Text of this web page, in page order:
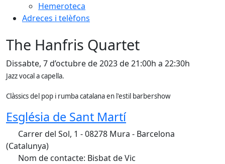
Hemeroteca
Adreces i telèfons
The Hanfris Quartet
Dissabte, 7 d’octubre de 2023 de 21:00h a 22:30h
Jazz vocal a capella.
Clàssics del pop i rumba catalana en l'estil barbershow
Església de Sant Martí
Carrer del Sol, 1 - 08278 Mura - Barcelona
(Catalunya)
Nom de contacte: Bisbat de Vic